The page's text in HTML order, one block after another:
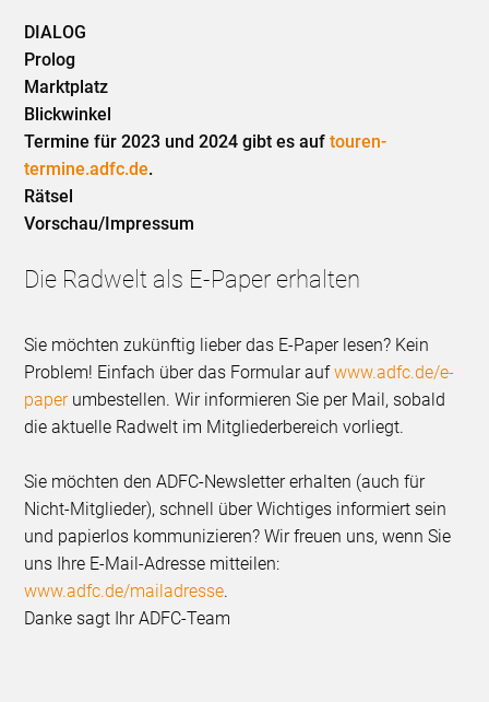
DIALOG
Prolog
Marktplatz
Blickwinkel
Termine für 2023 und 2024 gibt es auftouren-
termine.adfc.de.
Rätsel
Vorschau/Impressum
Die Radwelt als E-Paper erhalten
Sie möchten zukünftig lieber das E-Paper lesen? Kein
Problem! Einfach über das Formular aufwww.adfc.de/e-
paperumbestellen. Wir informieren Sie per Mail, sobald
die aktuelle Radwelt im Mitgliederbereich vorliegt.
Sie möchten den ADFC-Newsletter erhalten (auch für
Nicht-Mitglieder), schnell über Wichtiges informiert sein
und papierlos kommunizieren? Wir freuen uns, wenn Sie
uns Ihre E-Mail-Adresse mitteilen:
www.adfc.de/mailadresse.
Danke sagt Ihr ADFC-Team